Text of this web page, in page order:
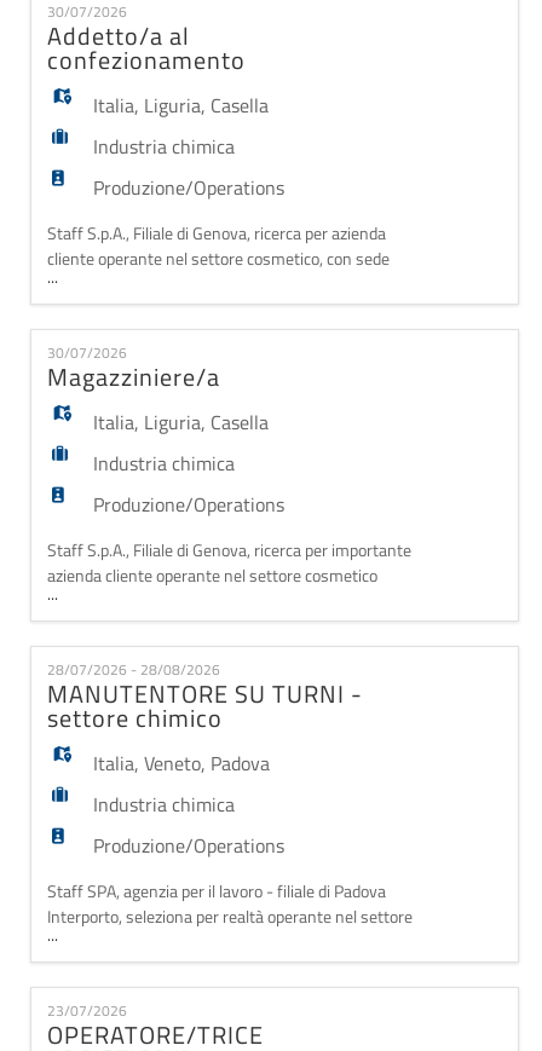
Requisiti: - Diploma di perito chimico; - Esperienza
in linea di produzione;
30/07/2026
Addetto/a al
confezionamento
Italia, Liguria, Casella
Industria chimica
Produzione/Operations
Staff S.p.A., Filiale di Genova, ricerca per azienda
cliente operante nel settore cosmetico, con sede
nella zona di Casella, un/una Addetto/a al
Confezionamento. La risorsa sarà inserita all'interno
del reparto produttivo e si occuperà delle attività di
confezionamento dei prodotti, nel rispetto degli
standard qualitativi e delle procedure azienda
...
30/07/2026
Magazziniere/a
Italia, Liguria, Casella
Industria chimica
Produzione/Operations
Staff S.p.A., Filiale di Genova, ricerca per importante
azienda cliente operante nel settore cosmetico
Magazzinieri/e. Le risorse selezionate saranno
inserite all'interno di una realtà dinamica e
strutturata e si occuperanno delle attività di
magazzino e spedizioni. Mansioni principali -
Movimentazione della merce all'interno del
magazzino; - Pr
...
28/07/2026 - 28/08/2026
MANUTENTORE SU TURNI -
settore chimico
Italia,Veneto, Padova
Industria chimica
Produzione/Operations
Staff SPA, agenzia per il lavoro - filiale di Padova
Interporto, seleziona per realtà operante nel settore
chimico MANUTENTORE elettrico Il candidato/a,
inserita all'interno di una realtà storica, andrà ad
occuparsi di: eseguire interventi su impianti elettrici
fuori tensione in qualità di Persona Esperta
(PES),effettuerà la manutenzione ordin
...
23/07/2026
OPERATORE/TRICE